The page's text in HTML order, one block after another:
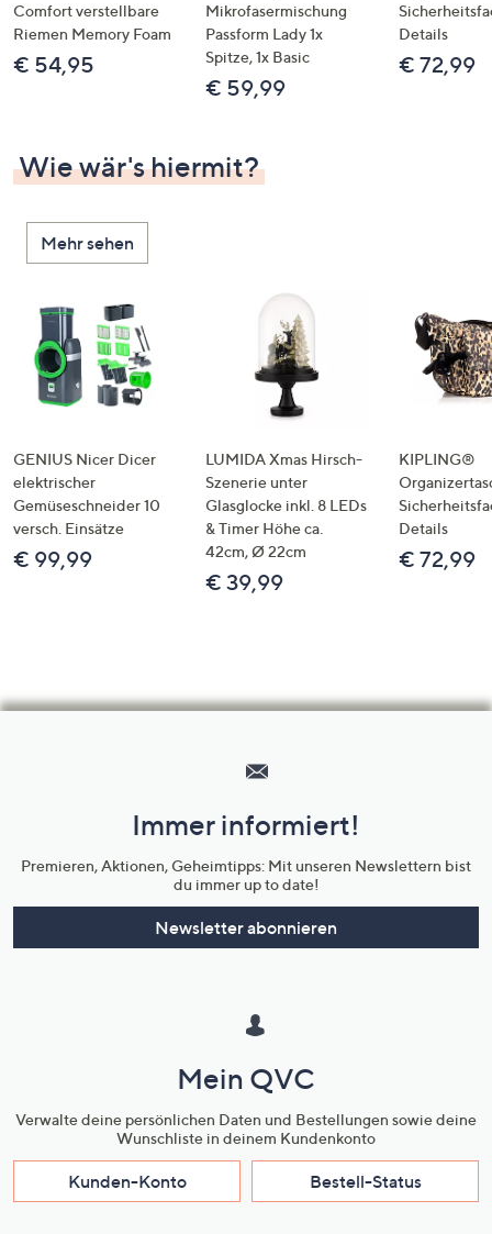
rechts,
um
diese
Comfort verstellbare
Riemen Memory Foam
€ 54,95
Mikrofasermischung
Passform Lady 1x
Spitze, 1x Basic
€ 59,99
Details
€ 72,99
Wie wär's hiermit?
Mehr sehen
GENIUS Nicer Dicer
elektrischer
Gemüseschneider 10
versch. Einsätze
€ 99,99
LUMIDA Xmas Hirsch-
Szenerie unter
Glasglocke inkl. 8 LEDs
& Timer Höhe ca.
42cm, Ø 22cm
€ 39,99
KIPLING®
Details
€ 72,99
Unternehmensinformationen
Immer informiert!
Premieren, Aktionen, Geheimtipps: Mit unseren Newslettern bist
du immer up to date!
Newsletter abonnieren
Mein QVC
Verwalte deine persönlichen Daten und Bestellungen sowie deine
Wunschliste in deinem Kundenkonto
Kunden-Konto Bestell-Status